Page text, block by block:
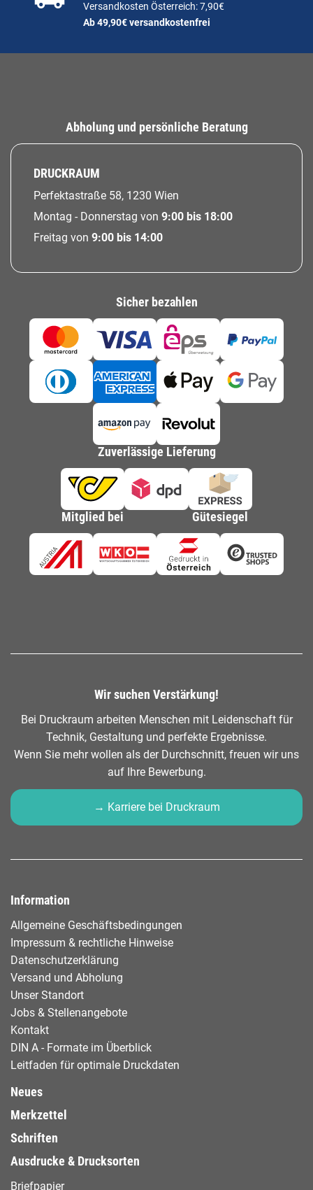
Versandkosten Österreich: 7,90€
Ab 49,90€ versandkostenfrei
Abholung und persönliche Beratung
DRUCKRAUM
Perfektastraße 58, 1230 Wien
Montag - Donnerstag von 9:00 bis 18:00
Freitag von 9:00 bis 14:00
Sicher bezahlen
Zuverlässige Lieferung
Mitglied bei Gütesiegel
Wir suchen Verstärkung!
Bei Druckraum arbeiten Menschen mit Leidenschaft für
Technik, Gestaltung und perfekte Ergebnisse.
Wenn Sie mehr wollen als der Durchschnitt, freuen wir uns
auf Ihre Bewerbung.
→ Karriere bei Druckraum
Information
Allgemeine Geschäftsbedingungen
Impressum & rechtliche Hinweise
Datenschutzerklärung
Versand und Abholung
Unser Standort
Jobs & Stellenangebote
Kontakt
DIN A - Formate im Überblick
Leitfaden für optimale Druckdaten
Neues
Merkzettel
Schriften
Ausdrucke & Drucksorten
Briefpapier